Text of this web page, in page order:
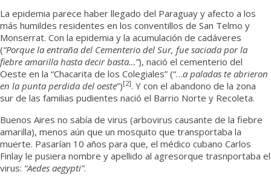
La epidemia parece haber llegado del Paraguay y afecto a los
más humildes residentes en los conventillos de San Telmo y
Monserrat. Con la epidemia y la acumulación de cadáveres
(“Porque la entraña del Cementerio del Sur, fue saciada por la
fiebre amarilla hasta decir basta…”), nació el cementerio del
Oeste en la “Chacarita de los Colegiales” (“…a paladas te abrieron
en la punta perdida del oeste”)[2]. Y con el abandono de la zona
sur de las familias pudientes nació el Barrio Norte y Recoleta.
Buenos Aires no sabía de virus (arbovirus causante de la fiebre
amarilla), menos aún que un mosquito que transportaba la
muerte. Pasarían 10 años para que, el médico cubano Carlos
Finlay le pusiera nombre y apellido al agresorque trasnportaba el
virus: “Aedes aegypti”.